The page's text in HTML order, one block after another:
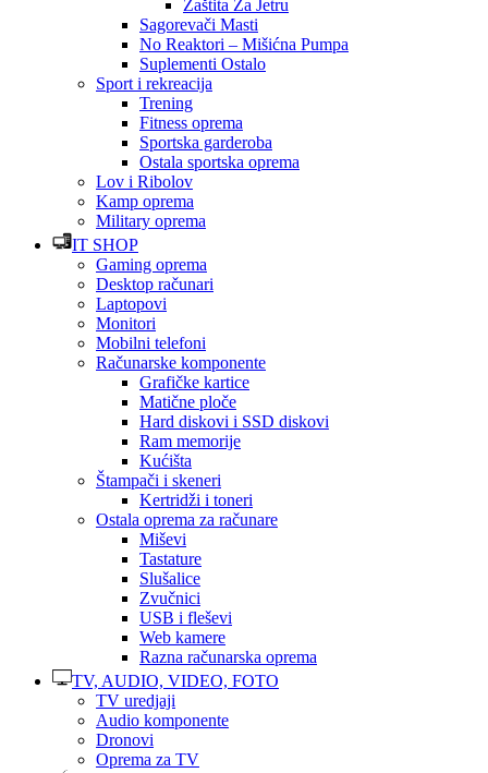
Zaštita Za Jetru
Sagorevači Masti
No Reaktori – Mišićna Pumpa
Suplementi Ostalo
Sport i rekreacija
Trening
Fitness oprema
Sportska garderoba
Ostala sportska oprema
Lov i Ribolov
Kamp oprema
Military oprema
IT SHOP
Gaming oprema
Desktop računari
Laptopovi
Monitori
Mobilni telefoni
Računarske komponente
Grafičke kartice
Matične ploče
Hard diskovi i SSD diskovi
Ram memorije
Kućišta
Štampači i skeneri
Kertridži i toneri
Ostala oprema za računare
Miševi
Tastature
Slušalice
Zvučnici
USB i fleševi
Web kamere
Razna računarska oprema
TV, AUDIO, VIDEO, FOTO
TV uredjaji
Audio komponente
Dronovi
Oprema za TV